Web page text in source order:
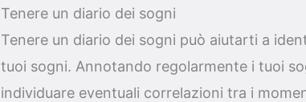
Tenere un diario dei sogni
Tenere un diario dei sogni può aiutarti a
tuoi sogni. Annotando regolarmente i tuoi
individuare eventuali correlazioni tra i